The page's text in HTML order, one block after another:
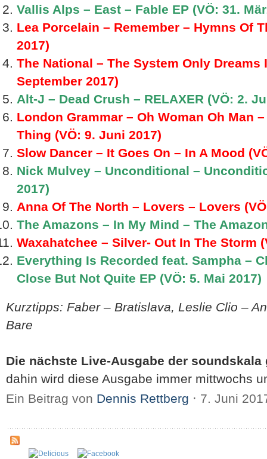
Vallis Alps – East – Fable EP (VÖ: 31.
Lea Porcelain – Remember – Hymns Of
2017)
The National – The System Only Dreams
September 2017)
Alt-J – Dead Crush – RELAXER (VÖ: 2.
London Grammar – Oh Woman Oh Man
Thing (VÖ: 9. Juni 2017)
Slow Dancer – It Goes On – In A Mood
Nick Mulvey – Unconditional –
2017)
Anna Of The North – Lovers – Lovers
The Amazons – In My Mind – The
Waxahatchee – Silver- Out In The Storm
Everything Is Recorded feat. Sampha –
Close But Not Quite EP (VÖ: 5. Mai 2017)
Kurztipps: Faber – Bratislava, Leslie Clio –
Bare
Die nächste Live-Ausgabe der soundskala
dahin wird diese Ausgabe immer mittwochs
Ein Beitrag von Dennis Rettberg ⋅ 7. Juni